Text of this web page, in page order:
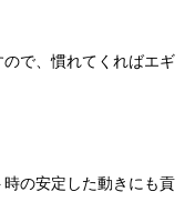
で、慣れてくればエギ
の安定した動きにも貢